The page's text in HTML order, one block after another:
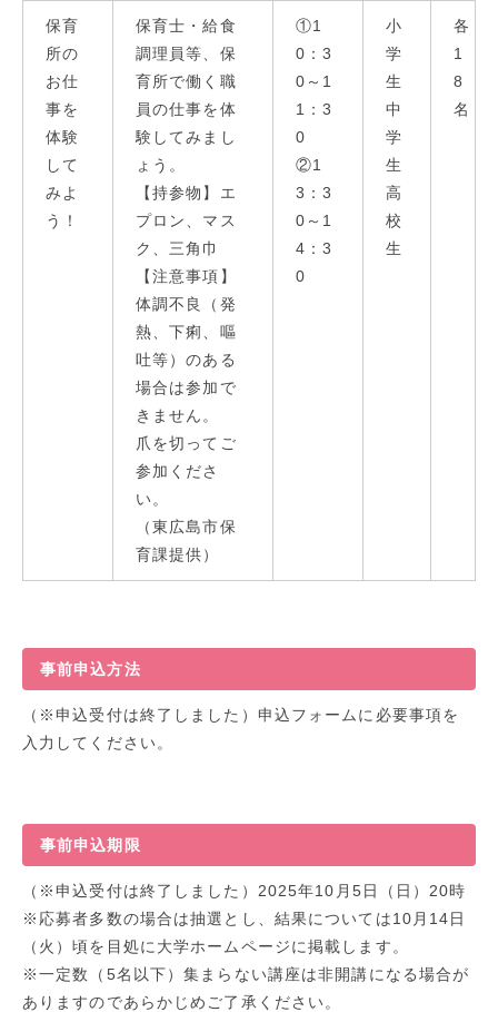
保育
所の
お仕
事を
体験
して
みよ
う！
保育士・給食
調理員等、保
育所で働く職
員の仕事を体
験してみまし
ょう。
【持参物】エ
プロン、マス
ク、三角巾
【注意事項】
体調不良（発
熱、下痢、嘔
吐等）のある
場合は参加で
きません。
爪を切ってご
参加くださ
い。
（東広島市保
育課提供）
①1
0：3
0～1
1：3
0
②1
3：3
0～1
4：3
0
⼩
学
⽣
中
学
⽣
⾼
校
⽣
各
1
8
名
事前申込方法
（※申込受付は終了しました）申込フォームに必要事項を
入力してください。
事前申込期限
（※申込受付は終了しました）2025年10月5日（日）20時
※応募者多数の場合は抽選とし、結果については10月14日
（火）頃を目処に大学ホームページに掲載します。
※一定数（5名以下）集まらない講座は非開講になる場合が
ありますのであらかじめご了承ください。